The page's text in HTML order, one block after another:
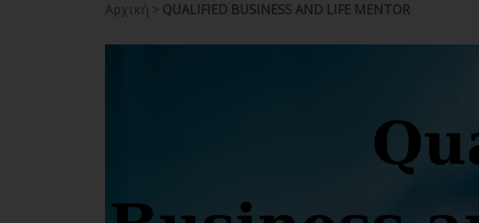
Αρχική > QUALIFIED BUSINESS AND LIFE MENTOR